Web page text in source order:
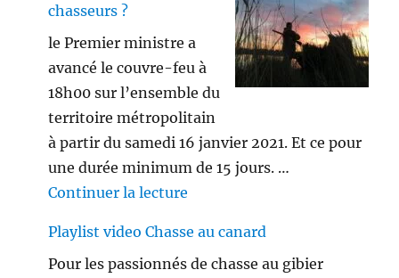
chasseurs ?
le Premier ministre a
avancé le couvre-feu à
18h00 sur l’ensemble du
territoire métropolitain
à partir du samedi 16 janvier 2021. Et ce pour
une durée minimum de 15 jours. …
Continuer la lecture
Playlist video Chasse au canard
Pour les passionnés de chasse au gibier